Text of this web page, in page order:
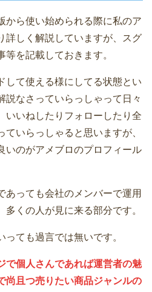
から使い始められる際に私のア
詳しく解説していますが、スグ
を記載しておきます。
して使える様にしてる状態とい
説なさっていらっしゃって日々
いいねしたりフォローしたり全
いらっしゃると思いますが、
いのがアメブロのプロフィール
あっても会社のメンバーで運用
多くの人が見に来る部分です。
っても過言では無いです。
で個人さんであれば運営者の魅
尚且つ売りたい商品ジャンルの